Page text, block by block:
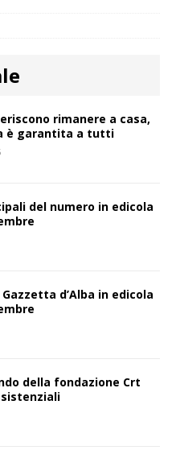
rimanere a casa,
è garantita a tutti
del numero in edicola
d’Alba in edicola
della fondazione Crt